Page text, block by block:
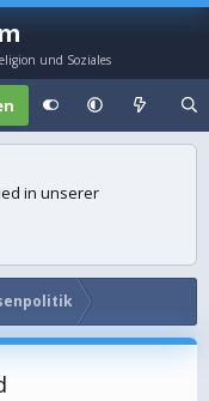
und Soziales
in unserer